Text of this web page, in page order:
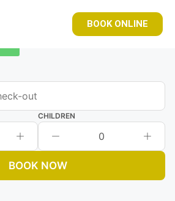
BOOK ONLINE
CHILDREN
0
BOOK NOW